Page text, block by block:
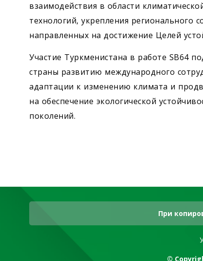
взаимодействия в области
технологий, укрепления регионального
направленных на достижение Целей
Участие Туркменистана в работе SB64
страны развитию международного
адаптации к изменению климата и
на обеспечение экологической
поколений.
При
©